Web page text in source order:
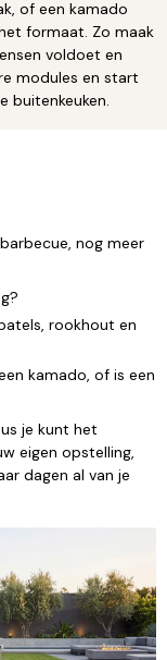
of een kamado
formaat. Zo maak
voldoet en
modules en start
buitenkeuken.
nog meer
rookhout en
kamado, of is een
je kunt het
eigen opstelling,
dagen al van je